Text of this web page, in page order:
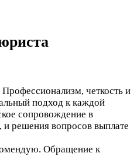
Профессионализм, четкость и
подход к каждой
сопровождение в
и решения вопросов выплате
Обращение к